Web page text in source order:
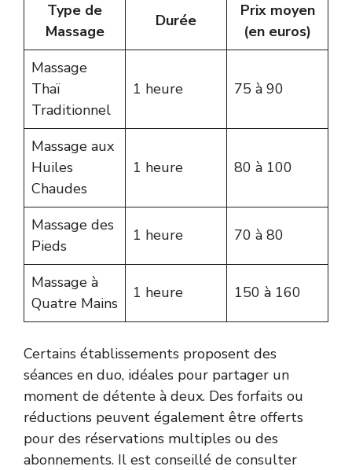
Type de
Massage
Durée
Prix moyen
(en euros)
Massage
Thaï
Traditionnel
1 heure 75 à 90
Massage aux
Huiles
Chaudes
1 heure 80 à 100
Massage des
Pieds
1 heure 70 à 80
Massage à
Quatre Mains
1 heure 150 à 160
Certains établissements proposent des
séances en duo, idéales pour partager un
moment de détente à deux. Des forfaits ou
réductions peuvent également être offerts
pour des réservations multiples ou des
abonnements. Il est conseillé de consulter